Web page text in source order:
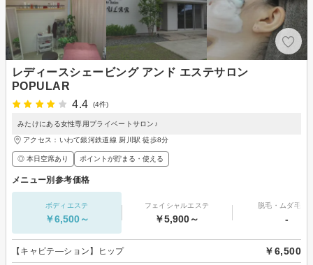
レディースシェービング アンド エステサロン
POPULAR
4.4
(4件)
みたけにある女性専用プライベートサロン♪
アクセス：いわて銀河鉄道線 厨川駅 徒歩8分
◎ 本日空席あり ポイントが貯まる・使える
メニュー別参考価格
ボディエステ
￥6,500～
フェイシャルエステ
￥5,900～
脱毛・ムダ毛処
-
【キャビテ―ション】ヒップ ￥6,500